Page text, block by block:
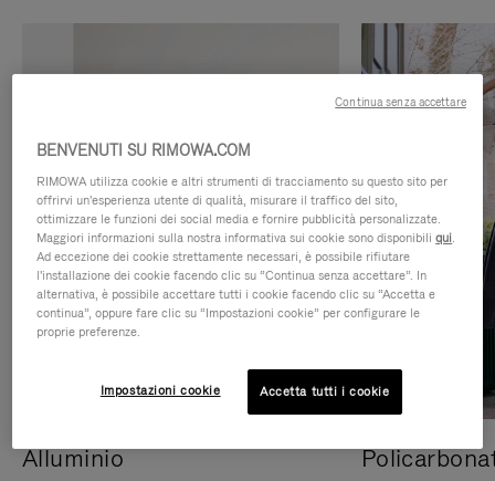
Alluminio
BENVENUTI SU RIMOWA.COM
RIMOWA utilizza cookie e altri strumenti di tracciamento su questo sito per
offrirvi un'esperienza utente di qualità, misurare il traffico del sito,
ottimizzare le funzioni dei social media e fornire pubblicità personalizzate.
Maggiori informazioni sulla nostra informativa sui cookie sono disponibiliqui.
Ad eccezione dei cookie strettamente necessari, è possibile rifiutare
l'installazione dei cookie facendo clic su “Continua senza accettare”. In
alternativa, è possibile accettare tutti i cookie facendo clic su “Accetta e
continua”, oppure fare clic su “Impostazioni cookie” per configurare le
proprie preferenze.
Impostazioni cookie Accetta tutti i cookie
Continua senza accettare